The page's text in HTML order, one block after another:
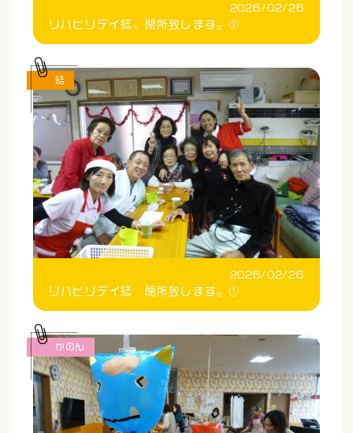
2026/02/26
リハビリデイ結、閉所致します。②
2026/02/26
リハビリデイ結 閉所致します。①
結
かのん